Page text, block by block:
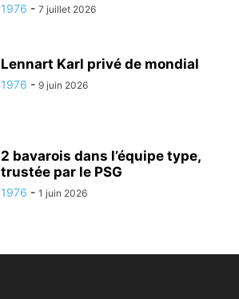
1976 - 7 juillet 2026
Lennart Karl privé de mondial
1976 - 9 juin 2026
2 bavarois dans l’équipe type,
trustée par le PSG
1976 - 1 juin 2026